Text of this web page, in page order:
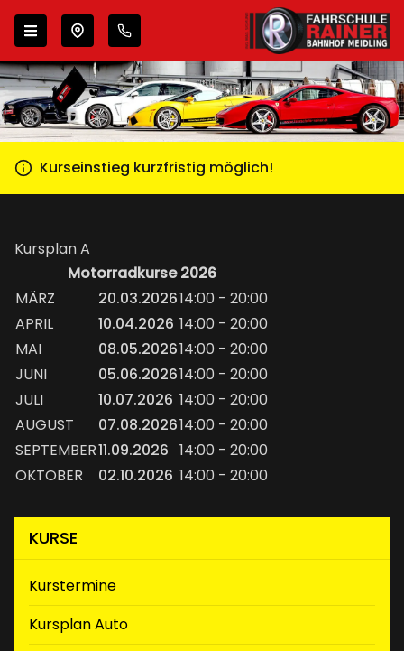
Zur Navigation springen
Zum Inhalt springen
Wähle deinen Standort
Kurseinstieg kurzfristig möglich!
Kursplan A
Motorradkurse 2026
MÄRZ
20.03.202614:00 - 20:00
APRIL
10.04.2026 14:00 - 20:00
MAI
08.05.202614:00 - 20:00
JUNI
05.06.202614:00 - 20:00
JULI
10.07.2026 14:00 - 20:00
AUGUST
07.08.202614:00 - 20:00
SEPTEMBER11.09.2026 14:00 - 20:00
OKTOBER
02.10.2026 14:00 - 20:00
KURSE
Kurstermine
Kursplan Auto